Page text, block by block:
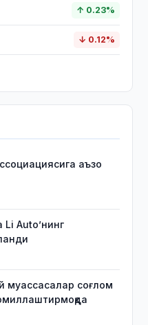
↑ 0.23%
↓ 0.12%
аъзо
Auto’нинг
муассасалар соғлом